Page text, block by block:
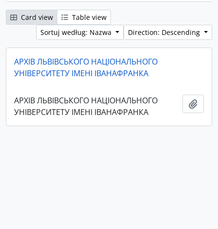
Card view
Table view
Sortuj według: Nazwa
Direction: Descending
АРХІВ ЛЬВІВСЬКОГО НАЦІОНАЛЬНОГО
УНІВЕРСИТЕТУ ІМЕНІ ІВАНАФРАНКА
АРХІВ ЛЬВІВСЬКОГО НАЦІОНАЛЬНОГО
УНІВЕРСИТЕТУ ІМЕНІ ІВАНАФРАНКА